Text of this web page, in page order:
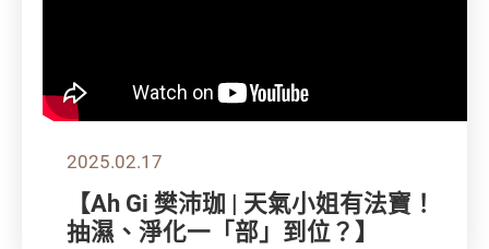
2025.02.17
【Ah Gi 樊沛珈 | 天氣小姐有法寶！
抽濕、淨化一「部」到位？】